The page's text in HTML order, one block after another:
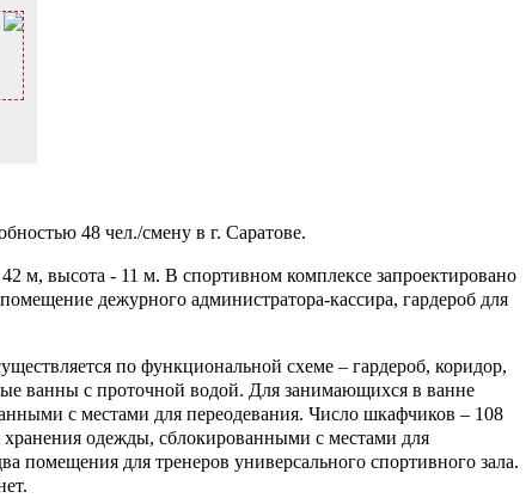
48 чел./смену в г. Саратове.
м, высота - 11 м. В спортивном комплексе запроектировано
дежурного администратора-кассира, гардероб для
по функциональной схеме – гардероб, коридор,
ванны с проточной водой. Для занимающихся в ванне
с местами для переодевания. Число шкафчиков – 108
одежды, сблокированными с местами для
для тренеров универсального спортивного зала.